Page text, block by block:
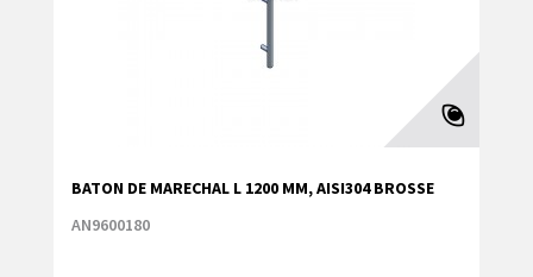
BATON DE MARECHAL L 1200 MM, AISI304 BROSSE
AN9600180